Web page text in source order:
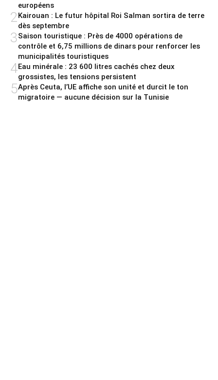
européens
2 Kairouan : Le futur hôpital Roi Salman sortira de terre
dès septembre
3Saison touristique : Près de 4000 opérations de
contrôle et 6,75 millions de dinars pour renforcer les
municipalités touristiques
4Eau minérale : 23 600 litres cachés chez deux
grossistes, les tensions persistent
5Après Ceuta, l’UE affiche son unité et durcit le ton
migratoire — aucune décision sur la Tunisie